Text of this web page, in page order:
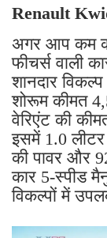
Renault
अगर आप कम
फीचर्स वाली
शानदार
शोरूम कीमत
वेरिएंट की
इसमें 1.0
की पावर और
कार 5-स्पीड
विकल्पों में